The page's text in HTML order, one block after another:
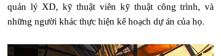
quản lý XD, kỹ thuật viên kỹ thuật công trình, và
những người khác thực hiện kế hoạch dự án của họ.